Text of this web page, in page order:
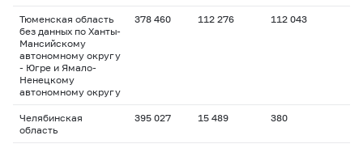
Тюменская область
без данных по Ханты-
Мансийскому
автономному округу
- Югре и Ямало-
Ненецкому
автономному округу
378 460 112 276 112 043
Челябинская
область
395 027 15 489 380